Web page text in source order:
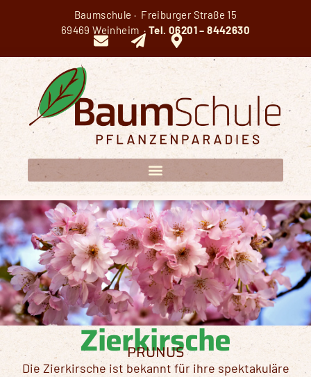
Baumschule · Freiburger Straße 15
69469 Weinheim ·Tel.06201 – 8442630
Zierkirsche
PRUNUS
Die Zierkirsche ist bekannt für ihre spektakuläre